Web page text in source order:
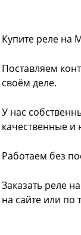
Купите реле на
Поставляем
своём деле.
У нас
качественные и
Работаем без
Заказать реле
на сайте или по